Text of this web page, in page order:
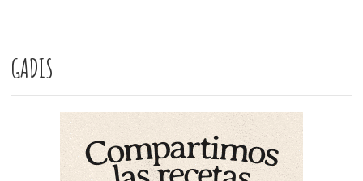
GADIS